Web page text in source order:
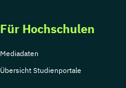
Für Hochschulen
Mediadaten
Übersicht Studienportale